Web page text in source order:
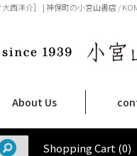
大西洋介］ | 神保町の小宮山書店 /
About Us
舗案内
Infomation
注文について
to Order
商取引法に関する表示
イバシーポリシー
Shopping Cart (0)